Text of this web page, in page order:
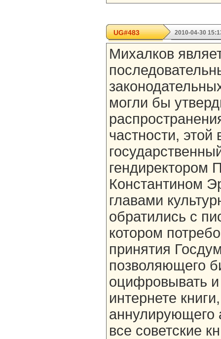
UG#483 2010-04-30
Михалков
могли бы
частности, этой
гендиректором
Константином
главами
обратились с
котором
принятия
позволяющего
оцифровывать
интернете
аннулирующего
все советские